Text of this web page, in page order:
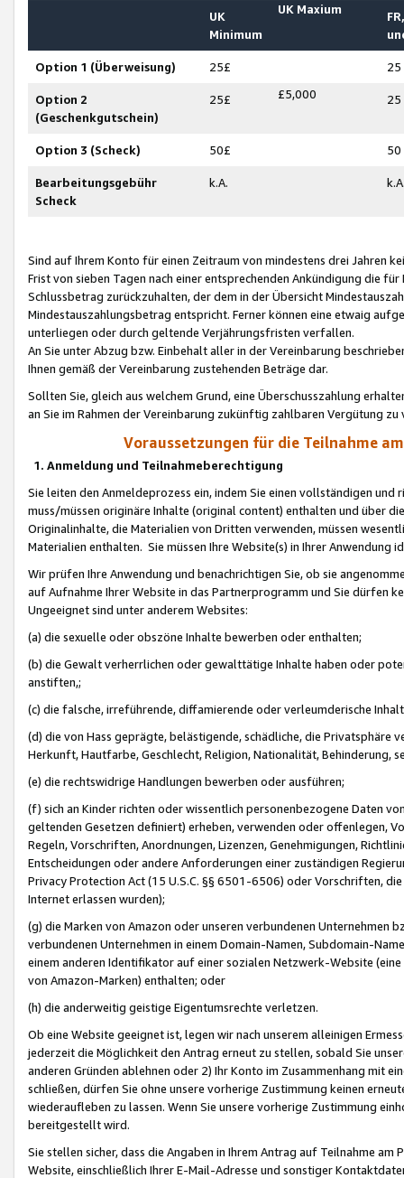
UK
Minimum
UK Maxium
Option 1 (Überweisung) 25£ 25
Option 2
(Geschenkgutschein)
25£ £5,000 25
Option 3 (Scheck) 50£ 50
Bearbeitungsgebühr
Scheck
k.A.
Sind auf Ihrem Konto für einen Zeitraum von mindestens drei Jahren
Frist von sieben Tagen nach einer entsprechenden Ankündigung die
Schlussbetrag zurückzuhalten, der dem in der Übersicht
Mindestauszahlungsbetrag entspricht. Ferner können eine etwaig
unterliegen oder durch geltende Verjährungsfristen verfallen.
An Sie unter Abzug bzw. Einbehalt aller in der Vereinbarung
Ihnen gemäß der Vereinbarung zustehenden Beträge dar.
Sollten Sie, gleich aus welchem Grund, eine Überschusszahlung
an Sie im Rahmen der Vereinbarung zukünftig zahlbaren Vergütung zu
Voraussetzungen für die Teilnahme
1. Anmeldung und Teilnahmeberechtigung
Sie leiten den Anmeldeprozess ein, indem Sie einen vollständigen
muss/müssen originäre Inhalte (original content) enthalten und über
Originalinhalte, die Materialien von Dritten verwenden, müssen
Materialien enthalten. Sie müssen Ihre Website(s) in Ihrer Anwendung
Wir prüfen Ihre Anwendung und benachrichtigen Sie, ob sie
auf Aufnahme Ihrer Website in das Partnerprogramm und Sie dürfen
Ungeeignet sind unter anderem Websites:
(a) die sexuelle oder obszöne Inhalte bewerben oder enthalten;
(b) die Gewalt verherrlichen oder gewalttätige Inhalte haben oder
anstiften,;
(c) die falsche, irreführende, diffamierende oder verleumderische
(d) die von Hass geprägte, belästigende, schädliche, die Privatsphäre
Herkunft, Hautfarbe, Geschlecht, Religion, Nationalität, Behinderung,
(e) die rechtswidrige Handlungen bewerben oder ausführen;
(f) sich an Kinder richten oder wissentlich personenbezogene Daten
geltenden Gesetzen definiert) erheben, verwenden oder offenlegen,
Regeln, Vorschriften, Anordnungen, Lizenzen, Genehmigungen,
Entscheidungen oder andere Anforderungen einer zuständigen
Privacy Protection Act (15 U.S.C. §§ 6501-6506) oder Vorschriften,
Internet erlassen wurden);
(g) die Marken von Amazon oder unseren verbundenen Unternehmen
verbundenen Unternehmen in einem Domain-Namen, Subdomain-
einem anderen Identifikator auf einer sozialen Netzwerk-Website
von Amazon-Marken) enthalten; oder
(h) die anderweitig geistige Eigentumsrechte verletzen.
Ob eine Website geeignet ist, legen wir nach unserem alleinigen
jederzeit die Möglichkeit den Antrag erneut zu stellen, sobald Sie
anderen Gründen ablehnen oder 2) Ihr Konto im Zusammenhang mit
schließen, dürfen Sie ohne unsere vorherige Zustimmung keinen
wiederaufleben zu lassen. Wenn Sie unsere vorherige Zustimmung
bereitgestellt wird.
Sie stellen sicher, dass die Angaben in Ihrem Antrag auf Teilnahme
Website, einschließlich Ihrer E-Mail-Adresse und sonstiger